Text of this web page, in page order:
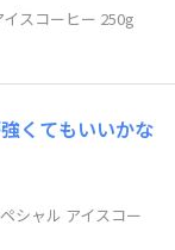
スコーヒー 250g
くてもいいかな
シャル アイスコー